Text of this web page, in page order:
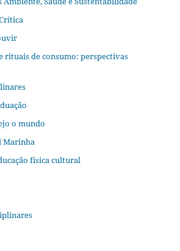
rituais de consumo: perspectivas
o mundo
Marinha
física cultural